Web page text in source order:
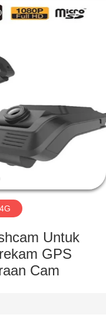
Untuk
GPS
Cam